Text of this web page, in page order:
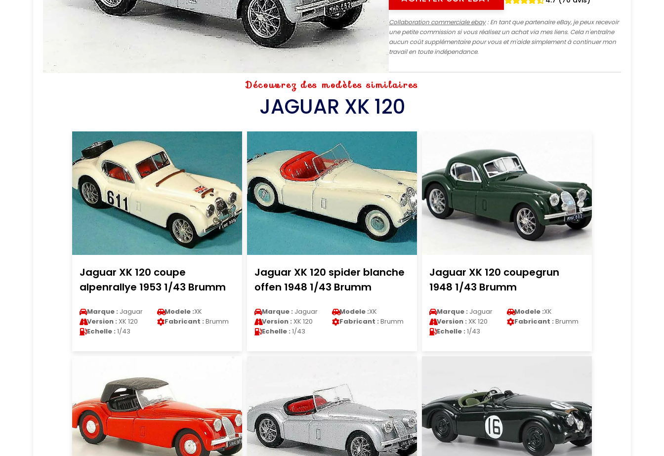
Collaboration commerciale ebay: En tant que partenaire eBay, je peux recevoir
une petite commission si vous réalisez un achat via mes liens. Cela n'entraîne
aucun coût supplémentaire pour vous et m'aide simplement à continuer mon
travail en toute indépendance.
Découvrez des modèles similaires
JAGUAR XK 120
Jaguar XK 120 coupe
alpenrallye 1953 1/43 Brumm
Marque : Jaguar Modele :XK
Version : XK 120 Fabricant : Brumm
Echelle : 1/43
Jaguar XK 120 spider blanche
offen 1948 1/43 Brumm
Marque : Jaguar Modele :XK
Version : XK 120 Fabricant : Brumm
Echelle : 1/43
Jaguar XK 120 coupegrun
1948 1/43 Brumm
Marque : Jaguar Modele :XK
Version : XK 120 Fabricant : Brumm
Echelle : 1/43